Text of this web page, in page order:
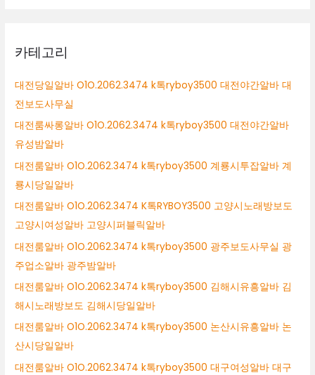
카테고리
대전당일알바 O1O.2062.3474 k톡ryboy3500 대전야간알바 대
전보도사무실
대전룸싸롱알바 O1O.2062.3474 k톡ryboy3500 대전야간알바
유성밤알바
대전룸알바 O1O.2062.3474 k톡ryboy3500 계룡시투잡알바 계
룡시당일알바
대전룸알바 O1O.2062.3474 K톡RYBOY3500 고양시노래방보도
고양시여성알바 고양시퍼블릭알바
대전룸알바 O1O.2062.3474 k톡ryboy3500 광주보도사무실 광
주업소알바 광주밤알바
대전룸알바 O1O.2062.3474 k톡ryboy3500 김해시유흥알바 김
해시노래방보도 김해시당일알바
대전룸알바 O1O.2062.3474 k톡ryboy3500 논산시유흥알바 논
산시당일알바
대전룸알바 O1O.2062.3474 k톡ryboy3500 대구여성알바 대구